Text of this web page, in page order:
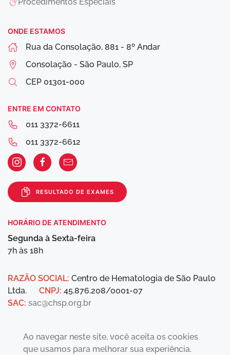
ONDE ESTAMOS
Rua da Consolação, 881 - 8º Andar
Consolação - São Paulo, SP
CEP 01301-000
ENTRE EM CONTATO
011 3372-6611
011 3372-6612
RESULTADO DE EXAMES
HORÁRIO DE ATENDIMENTO
Segunda à Sexta-feira
7h às 18h
RAZÃO SOCIAL: Centro de Hematologia de São Paulo
Ltda. CNPJ: 45.876.208/0001-07
SAC: sac@chsp.org.br
Ao navegar neste site, você aceita os cookies
que usamos para melhorar sua experiência.